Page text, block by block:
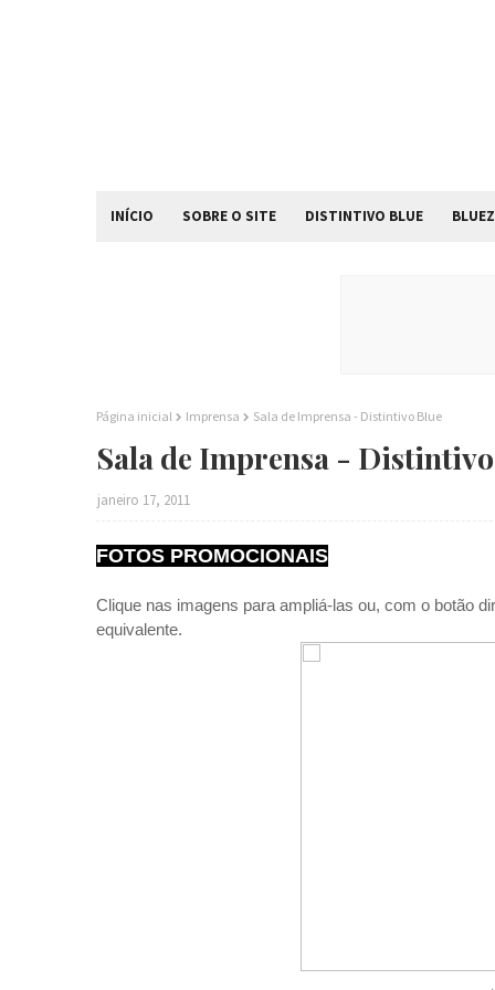
INÍCIO SOBRE O SITE DISTINTIVO BLUE
Página inicial Imprensa Sala de Imprensa - Distintivo Blue
Sala de Imprensa -
janeiro 17, 2011
FOTOS PROMOCIONAIS
Clique nas imagens para ampliá-las ou, com o botão
equivalente.